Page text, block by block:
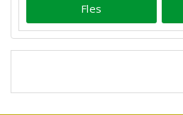
Fles